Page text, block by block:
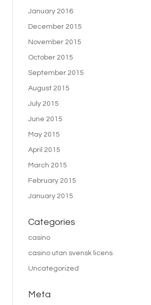
January 2016
December 2015
November 2015
October 2015
September 2015
August 2015
July 2015
June 2015
May 2015
April 2015
March 2015
February 2015
January 2015
Categories
casino
casino utan svensk licens
Uncategorized
Meta